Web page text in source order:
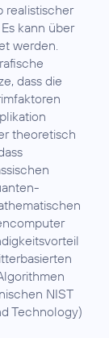
realistischer
kann über
werden.
dass die
theoretisch
NIST
Technology)